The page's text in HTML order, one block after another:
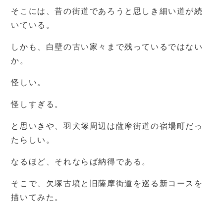
そこには、昔の街道であろうと思しき細い道が続
いている。
しかも、白壁の古い家々まで残っているではない
か。
怪しい。
怪しすぎる。
と思いきや、羽犬塚周辺は薩摩街道の宿場町だっ
たらしい。
なるほど、それならば納得である。
そこで、欠塚古墳と旧薩摩街道を巡る新コースを
描いてみた。